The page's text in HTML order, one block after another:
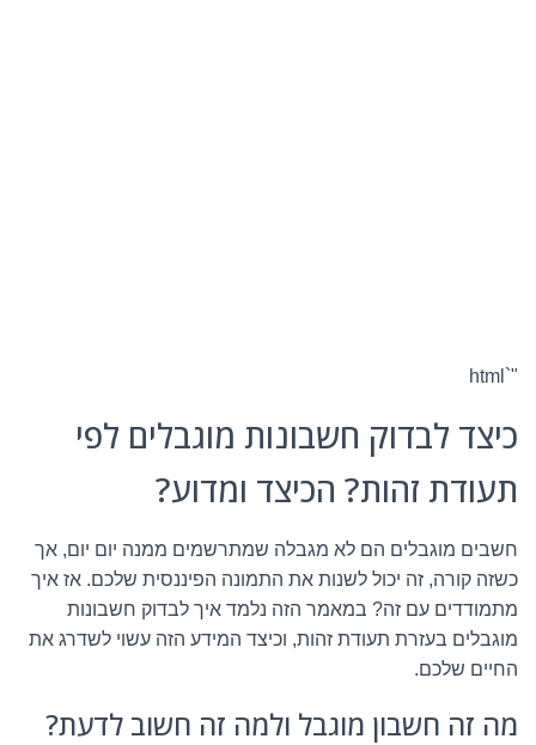
"`html
כיצד לבדוק חשבונות מוגבלים לפי
תעודת זהות? הכיצד ומדוע?
חשבים מוגבלים הם לא מגבלה שמתרשמים ממנה יום יום, אך
כשזה קורה, זה יכול לשנות את התמונה הפיננסית שלכם. אז איך
מתמודדים עם זה? במאמר הזה נלמד איך לבדוק חשבונות
מוגבלים בעזרת תעודת זהות, וכיצד המידע הזה עשוי לשדרג את
החיים שלכם.
מה זה חשבון מוגבל ולמה זה חשוב לדעת?